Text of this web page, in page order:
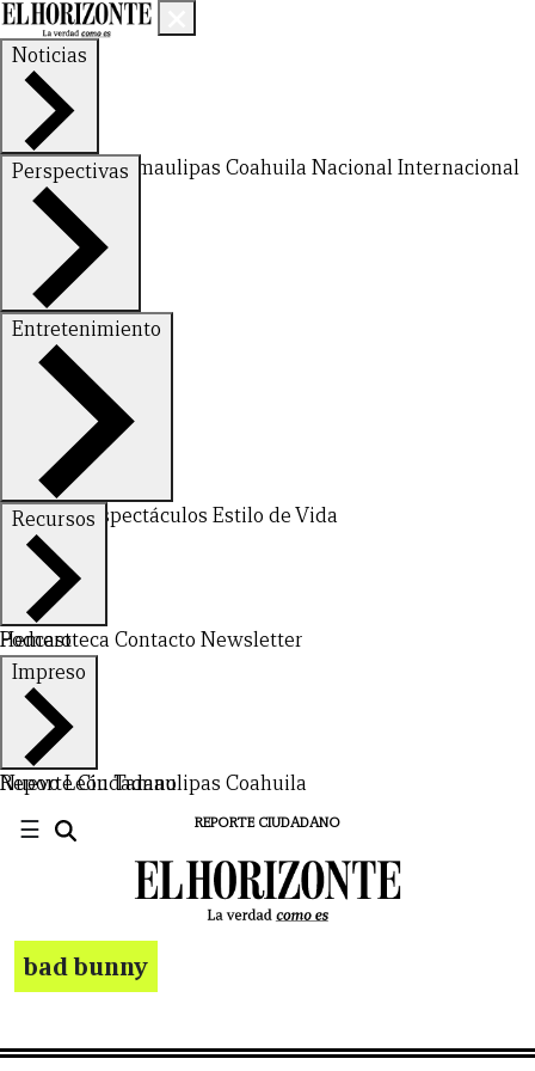
Noticias
Nuevo LeónTamaulipas Coahuila NacionalInternacional
Perspectivas
FinanzasOpinión
Entretenimiento
DeportesEspectáculos Estilo de Vida
Recursos
Hemeroteca Contacto Newsletter
Podcast
Impreso
Nuevo LeónTamaulipas Coahuila
Reporte Ciudadano
☰ REPORTE CIUDADANO
bad bunny